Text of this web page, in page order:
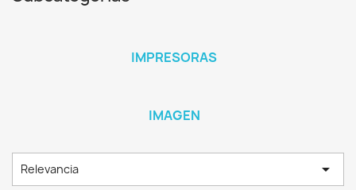
IMPRESORAS
IMAGEN
Relevancia 